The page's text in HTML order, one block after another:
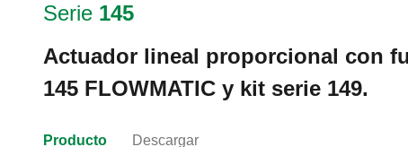
Serie 145
Actuador lineal proporcional con
145 FLOWMATIC y kit serie 149.
Producto Descargar